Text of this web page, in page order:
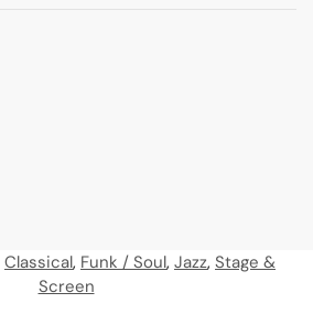
Classical, Funk / Soul, Jazz, Stage &
Screen